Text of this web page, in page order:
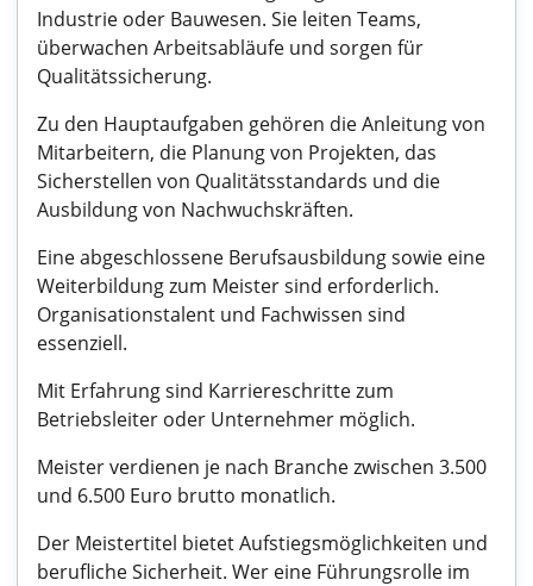
Industrie oder Bauwesen. Sie leiten Teams,
überwachen Arbeitsabläufe und sorgen für
Qualitätssicherung.
Zu den Hauptaufgaben gehören die Anleitung von
Mitarbeitern, die Planung von Projekten, das
Sicherstellen von Qualitätsstandards und die
Ausbildung von Nachwuchskräften.
Eine abgeschlossene Berufsausbildung sowie eine
Weiterbildung zum Meister sind erforderlich.
Organisationstalent und Fachwissen sind
essenziell.
Mit Erfahrung sind Karriereschritte zum
Betriebsleiter oder Unternehmer möglich.
Meister verdienen je nach Branche zwischen 3.500
und 6.500 Euro brutto monatlich.
Der Meistertitel bietet Aufstiegsmöglichkeiten und
berufliche Sicherheit. Wer eine Führungsrolle im